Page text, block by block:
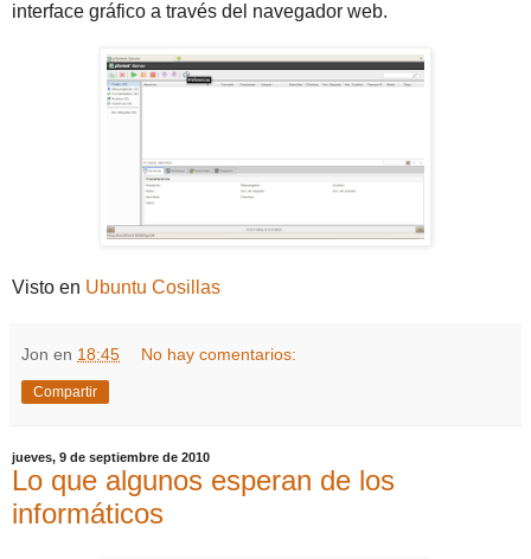
interface gráfico a través del navegador web.
Visto en Ubuntu Cosillas
Jon en 18:45 No hay comentarios:
Compartir
jueves, 9 de septiembre de 2010
Lo que algunos esperan de los
informáticos